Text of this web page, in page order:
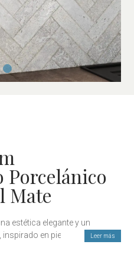
Porcelánico
Mate
estética elegante y un
en piedras naturales
Leer más